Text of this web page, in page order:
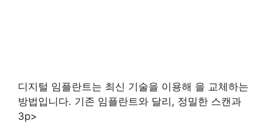
디지털 임플란트는 최신 기술을 이용해 을 교체하는
방법입니다. 기존 임플란트와 달리, 정밀한 스캔과
3p>